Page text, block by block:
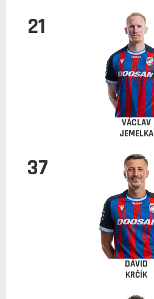
21
VÁCLAV
JEMELKA
37
DÁVID
KRČÍK